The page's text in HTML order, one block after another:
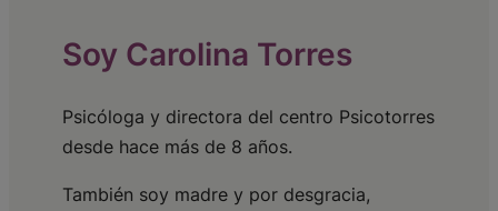
Soy Carolina Torres
Psicóloga y directora del centro Psicotorres
desde hace más de 8 años.
También soy madre y por desgracia,